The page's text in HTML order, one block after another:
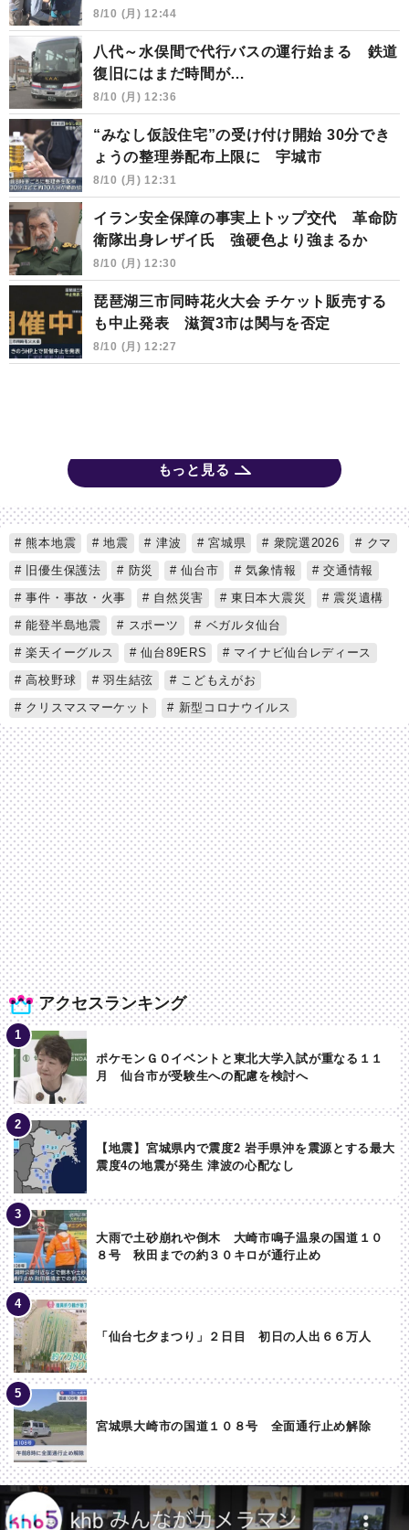
8/10 (月) 12:44
八代～水俣間で代行バスの運行始まる 鉄道
復旧にはまだ時間が…
8/10 (月) 12:36
“みなし仮設住宅”の受け付け開始 30分でき
ょうの整理券配布上限に 宇城市
8/10 (月) 12:31
イラン安全保障の事実上トップ交代 革命防
衛隊出身レザイ氏 強硬色より強まるか
8/10 (月) 12:30
琵琶湖三市同時花火大会 チケット販売する
も中止発表 滋賀3市は関与を否定
8/10 (月) 12:27
もっと見る
アクセスランキング
ポケモンＧＯイベントと東北大学入試が重なる１１
月 仙台市が受験生への配慮を検討へ
【地震】宮城県内で震度2 岩手県沖を震源とする最大
震度4の地震が発生 津波の心配なし
大雨で土砂崩れや倒木 大崎市鳴子温泉の国道１０
８号 秋田までの約３０キロが通行止め
「仙台七夕まつり」２日目 初日の人出６６万人
宮城県大崎市の国道１０８号 全面通行止め解除
熊本地震 地震 津波 宮城県 衆院選2026
クマ
旧優生保護法
防災 仙台市 気象情報
交通情報
事件・事故・火事
自然災害 東日本大震災
震災遺構
能登半島地震
スポーツ
ベガルタ仙台
楽天イーグルス
仙台89ERS
マイナビ仙台レディース
高校野球
羽生結弦
こどもえがお
クリスマスマーケット
新型コロナウイルス